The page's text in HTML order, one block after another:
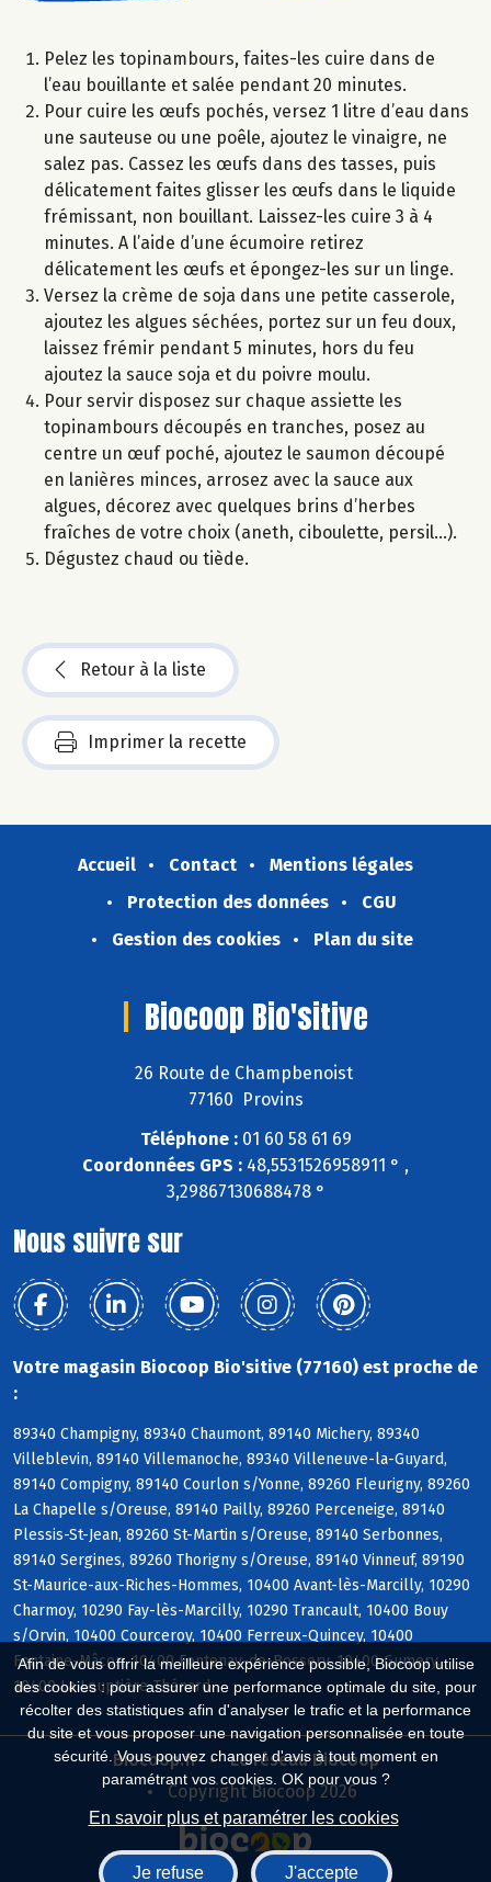
Afin de vous offrir la meilleure expérience possible, Biocoop utilise
des cookies : pour assurer une performance optimale du site, pour
récolter des statistiques afin d'analyser le trafic et la performance
du site et vous proposer une navigation personnalisée en toute
sécurité. Vous pouvez changer d'avis à tout moment en
paramétrant vos cookies. OK pour vous ?
En savoir plus et paramétrer les cookies
Je refuse J'accepte
Pelez les topinambours, faites-les cuire dans de
l’eau bouillante et salée pendant 20 minutes.
Pour cuire les œufs pochés, versez 1 litre d’eau dans
une sauteuse ou une poêle, ajoutez le vinaigre, ne
salez pas. Cassez les œufs dans des tasses, puis
délicatement faites glisser les œufs dans le liquide
frémissant, non bouillant. Laissez-les cuire 3 à 4
minutes. A l’aide d’une écumoire retirez
délicatement les œufs et épongez-les sur un linge.
Versez la crème de soja dans une petite casserole,
ajoutez les algues séchées, portez sur un feu doux,
laissez frémir pendant 5 minutes, hors du feu
ajoutez la sauce soja et du poivre moulu.
Pour servir disposez sur chaque assiette les
topinambours découpés en tranches, posez au
centre un œuf poché, ajoutez le saumon découpé
en lanières minces, arrosez avec la sauce aux
algues, décorez avec quelques brins d’herbes
fraîches de votre choix (aneth, ciboulette, persil…).
Dégustez chaud ou tiède.
Retour à la liste
Imprimer la recette
Accueil Contact
Mentions légales
Protection des données
CGU
Gestion des cookies
Plan du site
Biocoop Bio'sitive
26 Route de Champbenoist
77160 Provins
Téléphone :01 60 58 61 69
Coordonnées GPS : 48,5531526958911 ° ,
3,29867130688478 °
Nous suivre sur
Votre magasin Biocoop Bio'sitive (77160) est proche de
:
89340 Champigny, 89340 Chaumont, 89140 Michery, 89340
Villeblevin, 89140 Villemanoche, 89340 Villeneuve-la-Guyard,
89140 Compigny, 89140 Courlon s/Yonne, 89260 Fleurigny, 89260
La Chapelle s/Oreuse, 89140 Pailly, 89260 Perceneige, 89140
Plessis-St-Jean, 89260 St-Martin s/Oreuse, 89140 Serbonnes,
89140 Sergines, 89260 Thorigny s/Oreuse, 89140 Vinneuf, 89190
St-Maurice-aux-Riches-Hommes, 10400 Avant-lès-Marcilly, 10290
Charmoy, 10290 Fay-lès-Marcilly, 10290 Trancault, 10400 Bouy
s/Orvin, 10400 Courceroy, 10400 Ferreux-Quincey, 10400
Fontaine-Mâcon, 10400 Fontenay-de-Bossery, 10400 Gumery,
10400 La Louptière-Thénard
Biocoop.fr
Le réseau Biocoop
Copyright Biocoop 2026